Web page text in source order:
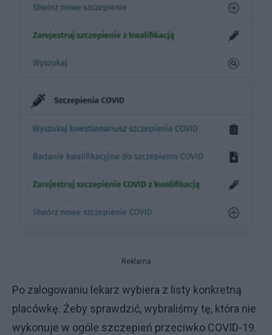
Reklama
Po zalogowaniu lekarz wybiera z listy konkretną
placówkę. Żeby sprawdzić, wybraliśmy tę, która nie
wykonuje w ogóle szczepień przeciwko COVID-19.